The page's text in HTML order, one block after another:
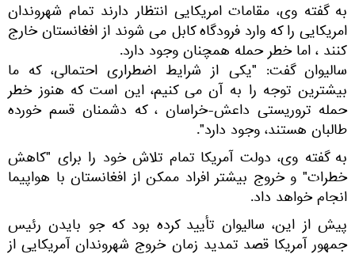
به گفته وی، مقامات امریکایی انتظار دارند تمام شهروندان
امریکایی را که وارد فرودگاه کابل می شوند از افغانستان خارج
کنند ، اما خطر حمله همچنان وجود دارد.
سالیوان گفت: "یکی از شرایط اضطراری احتمالی، که ما
بیشترین توجه را به آن می کنیم، این است که هنوز خطر
حمله تروریستی داعش-خراسان ، که دشمنان قسم خورده
طالبان هستند، وجود دارد".
به گفته وی، دولت آمریکا تمام تلاش خود را برای "کاهش
خطرات" و خروج بیشتر افراد ممکن از افغانستان با هواپیما
انجام خواهد داد.
پیش از این، سالیوان تأیید کرده بود که جو بایدن رئیس
جمهور آمریکا قصد تمدید زمان خروج شهروندان آمریکایی از